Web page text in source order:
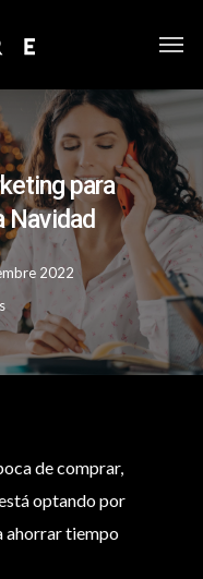
para
2022
de comprar,
optando por
ahorrar tiempo